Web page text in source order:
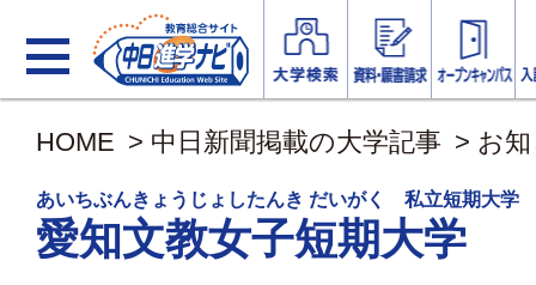
HOME > 中日新聞掲載の大学記事 > お
あいちぶんきょうじょしたんき だいがく 私立短期大学
愛知文教女子短期大学